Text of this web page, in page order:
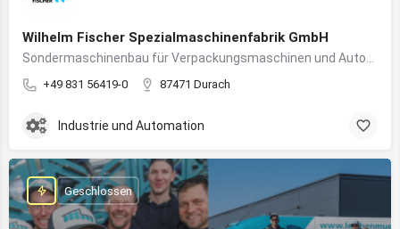
Wilhelm Fischer Spezialmaschinenfabrik GmbH
+49 831 56419-0 87471 Durach
Industrie und Automation
Geschlossen